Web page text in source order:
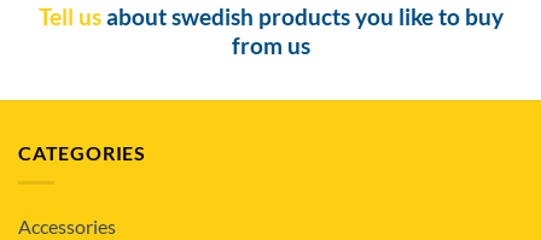
Tell usabout swedish products you like to buy
from us
CATEGORIES
Accessories